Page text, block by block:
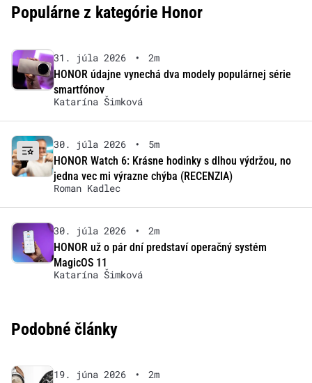
Populárne z kategórie Honor
31. júla 2026 •
2m
HONOR údajne vynechá dva modely populárnej série
smartfónov
Katarína Šimková
30. júla 2026 •
5m
HONOR Watch 6: Krásne hodinky s dlhou výdržou, no
jedna vec mi výrazne chýba (RECENZIA)
Roman Kadlec
30. júla 2026 •
2m
HONOR už o pár dní predstaví operačný systém
MagicOS 11
Katarína Šimková
Podobné články
19. júna 2026 •
2m